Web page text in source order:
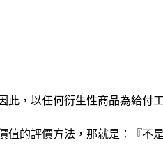
，以任何衍生性商品為給付
的評價方法，那就是：『不